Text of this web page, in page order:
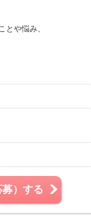
や悩み、
）する